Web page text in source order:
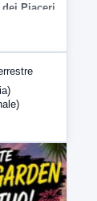
dei Piaceri
(Diretta)
(replica)